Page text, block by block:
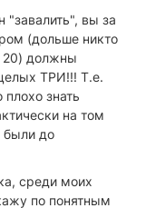
"завалить", вы за
(дольше никто
20) должны
ТРИ!!! Т.е.
знать
на том
были до
среди моих
по понятным